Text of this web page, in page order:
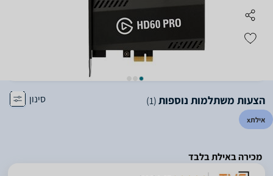
הצעות משתלמות נוספות(1) סינון
אילתx
מכירה באילת בלבד